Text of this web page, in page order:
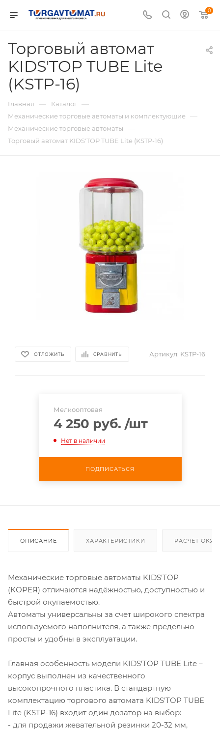
0
Торговый автомат
KIDS'TOP TUBE Lite
(KSTP-16)
Главная — Каталог —
Механические торговые автоматы и комплектующие —
Механические торговые автоматы —
Торговый автомат KIDS'TOP TUBE Lite (KSTP-16)
ОТЛОЖИТЬ СРАВНИТЬ Артикул: KSTP-16
Мелкооптовая
4 250 руб. /шт
Нет в наличии
ПОДПИСАТЬСЯ
ОПИСАНИЕ ХАРАКТЕРИСТИКИ РАСЧЁТ
Механические торговые автоматы KIDS'TOP
(КОРЕЯ) отличаются надёжностью, доступностью и
быстрой окупаемостью.
Автоматы универсальны за счет широкого спектра
используемого наполнителя, а также предельно
просты и удобны в эксплуатации.
Главная особенность модели KIDS'TOP TUBE Lite –
корпус выполнен из качественного
высокопрочного пластика. В стандартную
комплектацию торгового автомата KIDS'TOP TUBE
Lite (KSTP-16) входит один дозатор на выбор:
- для продажи жевательной резинки 20-32 мм,